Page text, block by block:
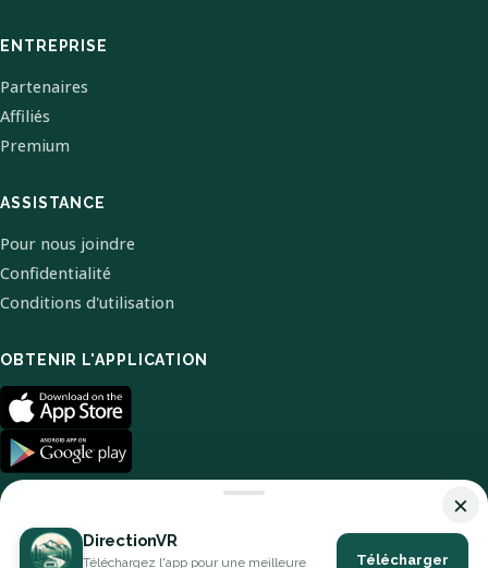
ENTREPRISE
Partenaires
Affiliés
Premium
ASSISTANCE
Pour nous joindre
Confidentialité
Conditions d'utilisation
OBTENIR L'APPLICATION
×
DirectionVR
Téléchargez l'app pour une meilleure Télécharger